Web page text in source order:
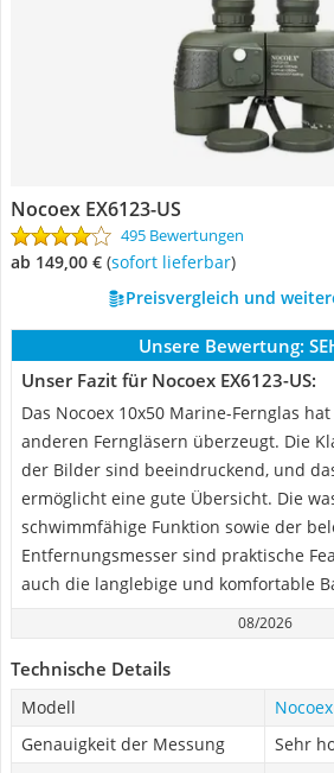
Nocoex EX6123-US
495 Bewertungen
ab 149,00 € ( Sofort lieferbar)
Preisvergleich und
Unsere Bewertung:
Unser Fazit für Nocoex EX6123-US:
Das Nocoex 10x50 Marine-Fernglas
anderen Ferngläsern überzeugt. Die
der Bilder sind beeindruckend, und
ermöglicht eine gute Übersicht. Die
schwimmfähige Funktion sowie der
Entfernungsmesser sind praktische
auch die langlebige und komfortable
08/2026
Technische Details
Modell
Genauigkeit der Messung
Sehr